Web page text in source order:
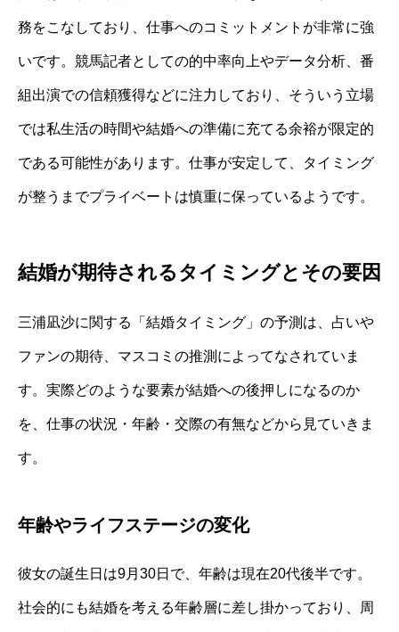
務をこなしており、仕事へのコミットメントが非常に強
いです。競馬記者としての的中率向上やデータ分析、番
組出演での信頼獲得などに注力しており、そういう立場
では私生活の時間や結婚への準備に充てる余裕が限定的
である可能性があります。仕事が安定して、タイミング
が整うまでプライベートは慎重に保っているようです。
結婚が期待されるタイミングとその要因
三浦凪沙に関する「結婚タイミング」の予測は、占いや
ファンの期待、マスコミの推測によってなされていま
す。実際どのような要素が結婚への後押しになるのか
を、仕事の状況・年齢・交際の有無などから見ていきま
す。
年齢やライフステージの変化
彼女の誕生日は9月30日で、年齢は現在20代後半です。
社会的にも結婚を考える年齢層に差し掛かっており、周